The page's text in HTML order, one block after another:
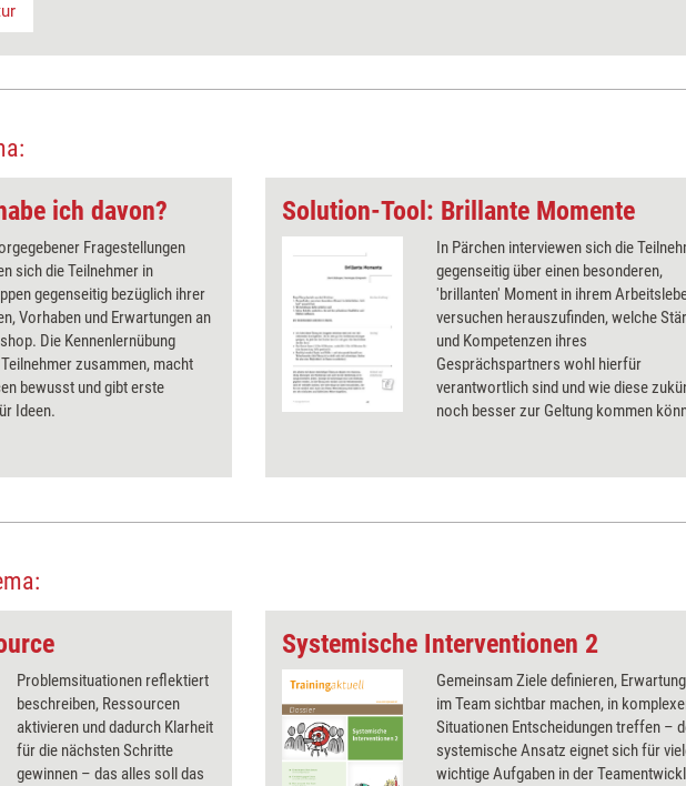
ich davon?
Fragestellungen
sich die Teilnehmer in
gegenseitig bezüglich ihrer
Vorhaben und Erwartungen an
Die Kennenlernübung
zusammen, macht
bewusst und gibt erste
Ideen.
Solution-Tool: Brillante Momente
In Pärchen interviewen sich die
gegenseitig über einen besonderen,
'brillanten' Moment in ihrem
versuchen herauszufinden, welche
und Kompetenzen ihres
Gesprächspartners wohl hierfür
verantwortlich sind und wie diese
noch besser zur Geltung kommen
Problemsituationen reflektiert
beschreiben, Ressourcen
aktivieren und dadurch Klarheit
für die nächsten Schritte
gewinnen – das alles soll das
Systemische Interventionen 2
Gemeinsam Ziele definieren,
im Team sichtbar machen, in
Situationen Entscheidungen treffen –
systemische Ansatz eignet sich für
wichtige Aufgaben in der